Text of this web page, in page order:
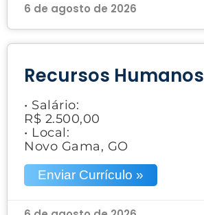
6 de agosto de 2026
Recursos Humanos
• Salário:
R$ 2.500,00
• Local:
Novo Gama, GO
Enviar Currículo »